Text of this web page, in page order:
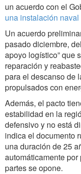
un acuerdo con el
una instalación
Un acuerdo
pasado diciembre,
apoyo logístico” que
reparación y
para el descanso de
propulsados con
Además, el pacto
estabilidad en la
defensivo y no está
indica el documento
una duración de 25
automáticamente
partes se opone.